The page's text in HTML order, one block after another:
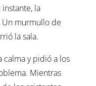
la
murmullo de
la sala.
y pidió a los
Mientras